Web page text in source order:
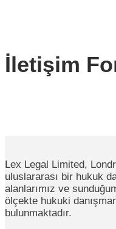
İletişim
Lex Legal Limited,
uluslararası bir hukuk
alanlarımız ve
ölçekte hukuki
bulunmaktadır.